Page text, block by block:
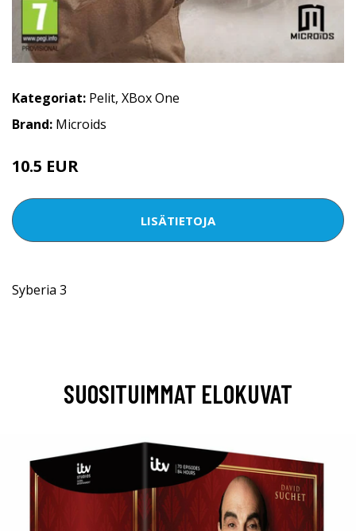
Kategoriat: Pelit, XBox One
Brand: Microids
10.5 EUR
LISÄTIETOJA
Syberia 3
SUOSITUIMMAT ELOKUVAT